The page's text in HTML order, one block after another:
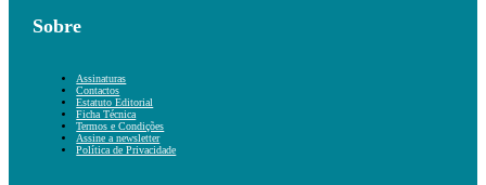
Sobre
Assinaturas
Contactos
Estatuto Editorial
Ficha Técnica
Termos e Condições
Assine a newsletter
Política de Privacidade